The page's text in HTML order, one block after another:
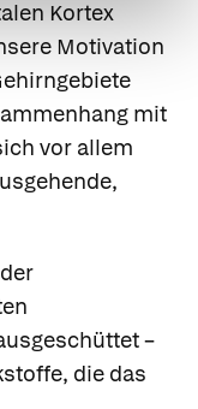
Kortex
Motivation
mit
vor allem
–
die das